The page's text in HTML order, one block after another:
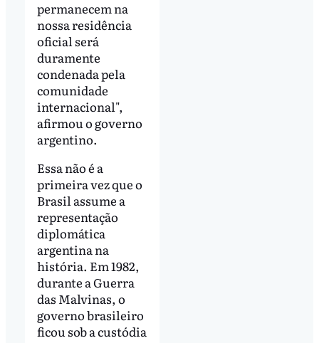
permanecem na
nossa residência
oficial será
duramente
condenada pela
comunidade
internacional",
afirmou o governo
argentino.
Essa não é a
primeira vez que o
Brasil assume a
representação
diplomática
argentina na
história. Em 1982,
durante a Guerra
das Malvinas, o
governo brasileiro
ficou sob a custódia